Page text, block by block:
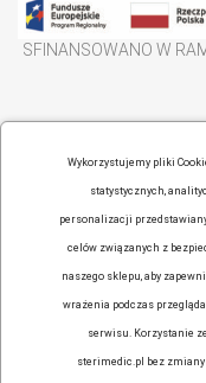
SFINANSOWANO W
WŁAŚCICIELEM
KLAJA-BRACIA ŚWIAT
Wykorzystujemy pliki
statystycznych,
personalizacji
celów związanych z
naszego sklepu, aby
wrażenia podczas
serwisu. Korzystanie
sterimedic.pl bez